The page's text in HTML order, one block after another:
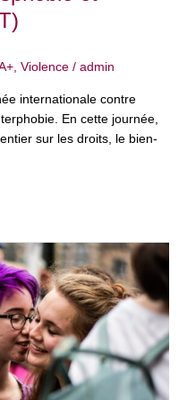
, Violence / admin
internationale contre
En cette journée,
sur les droits, le bien-